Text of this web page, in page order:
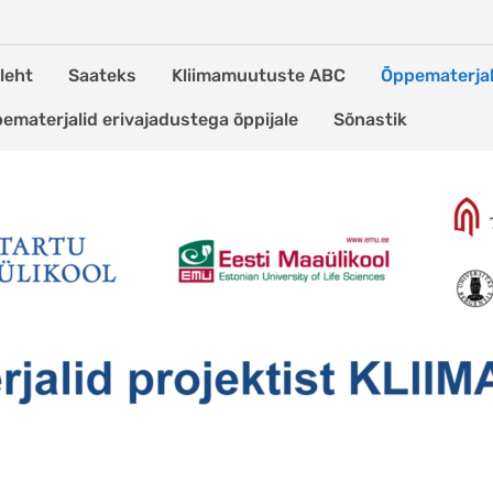
Saateks Kliimamuutuste ABC
erivajadustega õppijale Sõnastik